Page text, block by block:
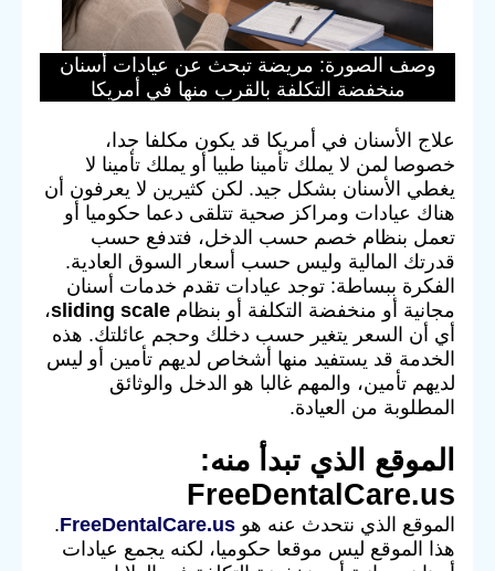
وصف الصورة: مريضة تبحث عن عيادات أسنان
منخفضة التكلفة بالقرب منها في أمريكا
علاج الأسنان في أمريكا قد يكون مكلفا جدا،
خصوصا لمن لا يملك تأمينا طبيا أو يملك تأمينا لا
يغطي الأسنان بشكل جيد. لكن كثيرين لا يعرفون أن
هناك عيادات ومراكز صحية تتلقى دعما حكوميا أو
تعمل بنظام خصم حسب الدخل، فتدفع حسب
قدرتك المالية وليس حسب أسعار السوق العادية.
الفكرة ببساطة: توجد عيادات تقدم خدمات أسنان
مجانية أو منخفضة التكلفة أو بنظامsliding scale،
أي أن السعر يتغير حسب دخلك وحجم عائلتك. هذه
الخدمة قد يستفيد منها أشخاص لديهم تأمين أو ليس
لديهم تأمين، والمهم غالبا هو الدخل والوثائق
المطلوبة من العيادة.
الموقع الذي تبدأ منه:
FreeDentalCare.us
الموقع الذي نتحدث عنه هوFreeDentalCare.us
.
هذا الموقع ليس موقعا حكوميا، لكنه يجمع عيادات